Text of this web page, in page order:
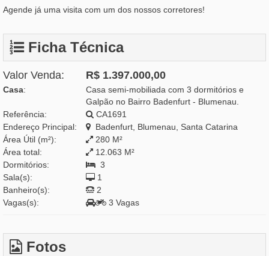
Agende já uma visita com um dos nossos corretores!
Ficha Técnica
Valor Venda: R$ 1.397.000,00
Casa:
Casa semi-mobiliada com 3 dormitórios e
Galpão no Bairro Badenfurt - Blumenau.
Referência:
CA1691
Endereço Principal:
Badenfurt, Blumenau, Santa Catarina
Área Útil (m²):
280 M²
Área total:
12.063 M²
Dormitórios:
3
Sala(s):
1
Banheiro(s):
2
Vagas(s):
3 Vagas
Fotos